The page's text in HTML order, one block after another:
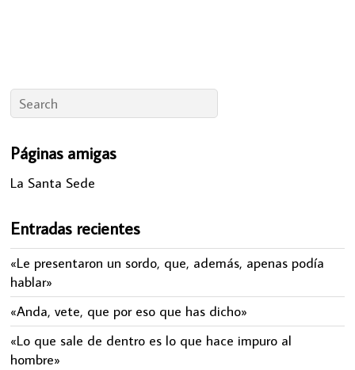
Páginas amigas
La Santa Sede
Entradas recientes
«Le presentaron un sordo, que, además, apenas podía
hablar»
«Anda, vete, que por eso que has dicho»
«Lo que sale de dentro es lo que hace impuro al
hombre»